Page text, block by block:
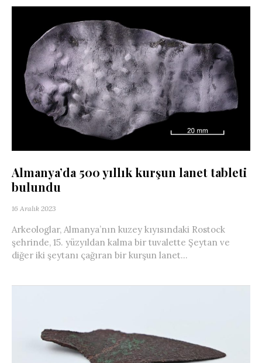
Almanya’da 500 yıllık kurşun lanet tableti
bulundu
16 Aralık 2023
Arkeologlar, Almanya’nın kuzey kıyısındaki Rostock
şehrinde, 15. yüzyıldan kalma bir tuvalette Şeytan ve
diğer iki şeytanı çağıran bir kurşun lanet...